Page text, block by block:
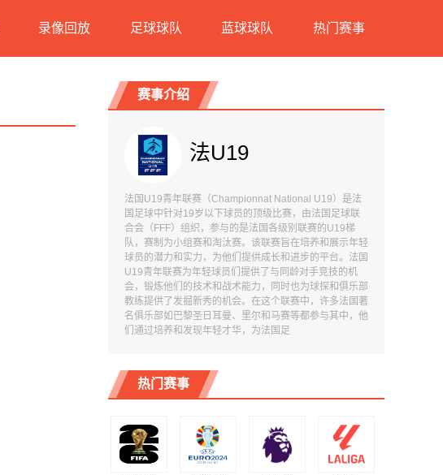
录像回放 足球球队 蓝球球队 热门赛事
赛事介绍
法U19
法国U19青年联赛（Championnat National U19）是法
国足球中针对19岁以下球员的顶级比赛，由法国足球联
合会（FFF）组织，参与的是法国各级别联赛的U19梯
队，赛制为小组赛和淘汰赛。该联赛旨在培养和展示年轻
球员的潜力和实力，为他们提供成长和进步的平台。法国
U19青年联赛为年轻球员们提供了与同龄对手竞技的机
会，锻炼他们的技术和战术能力，同时也为球探和俱乐部
教练提供了发掘新秀的机会。在这个联赛中，许多法国著
名俱乐部如巴黎圣日耳曼、里尔和马赛等都参与其中，他
们通过培养和发现年轻才华，为法国足
热门赛事